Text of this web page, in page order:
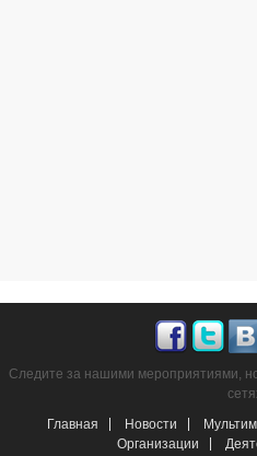
Следите за нашими мероприятиями,
Главная
Новости
Организации